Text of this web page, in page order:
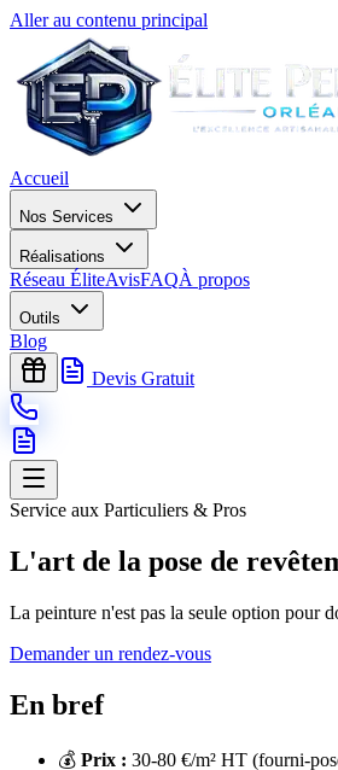
Aller au contenu principal
Accueil
Nos Services
Réalisations
Réseau ÉliteAvisFAQÀ propos
Outils
Blog
Devis Gratuit
Service aux Particuliers & Pros
L'art de la pose de
La peinture n'est pas la seule option pour
Demander un rendez-vous
En bref
💰 Prix : 30-80 €/m² HT (fourni-